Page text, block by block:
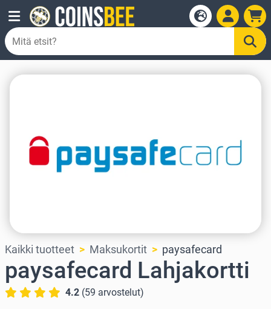
Kaikki tuotteet Maksukortit paysafecard
paysafecard Lahjakortti
4.2 (59 arvostelut)